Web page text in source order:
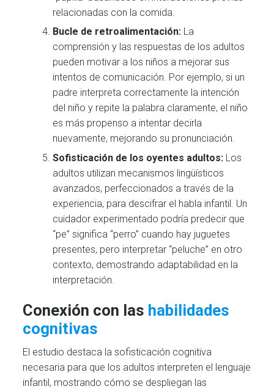
relacionadas con la comida.
Bucle de retroalimentación: La
comprensión y las respuestas de los adultos
pueden motivar a los niños a mejorar sus
intentos de comunicación. Por ejemplo, si un
padre interpreta correctamente la intención
del niño y repite la palabra claramente, el niño
es más propenso a intentar decirla
nuevamente, mejorando su pronunciación.
Sofisticación de los oyentes adultos: Los
adultos utilizan mecanismos lingüísticos
avanzados, perfeccionados a través de la
experiencia, para descifrar el habla infantil. Un
cuidador experimentado podría predecir que
“pe” significa “perro” cuando hay juguetes
presentes, pero interpretar “peluche” en otro
contexto, demostrando adaptabilidad en la
interpretación.
Conexión con las habilidades
cognitivas
El estudio destaca la sofisticación cognitiva
necesaria para que los adultos interpreten el lenguaje
infantil, mostrando cómo se despliegan las